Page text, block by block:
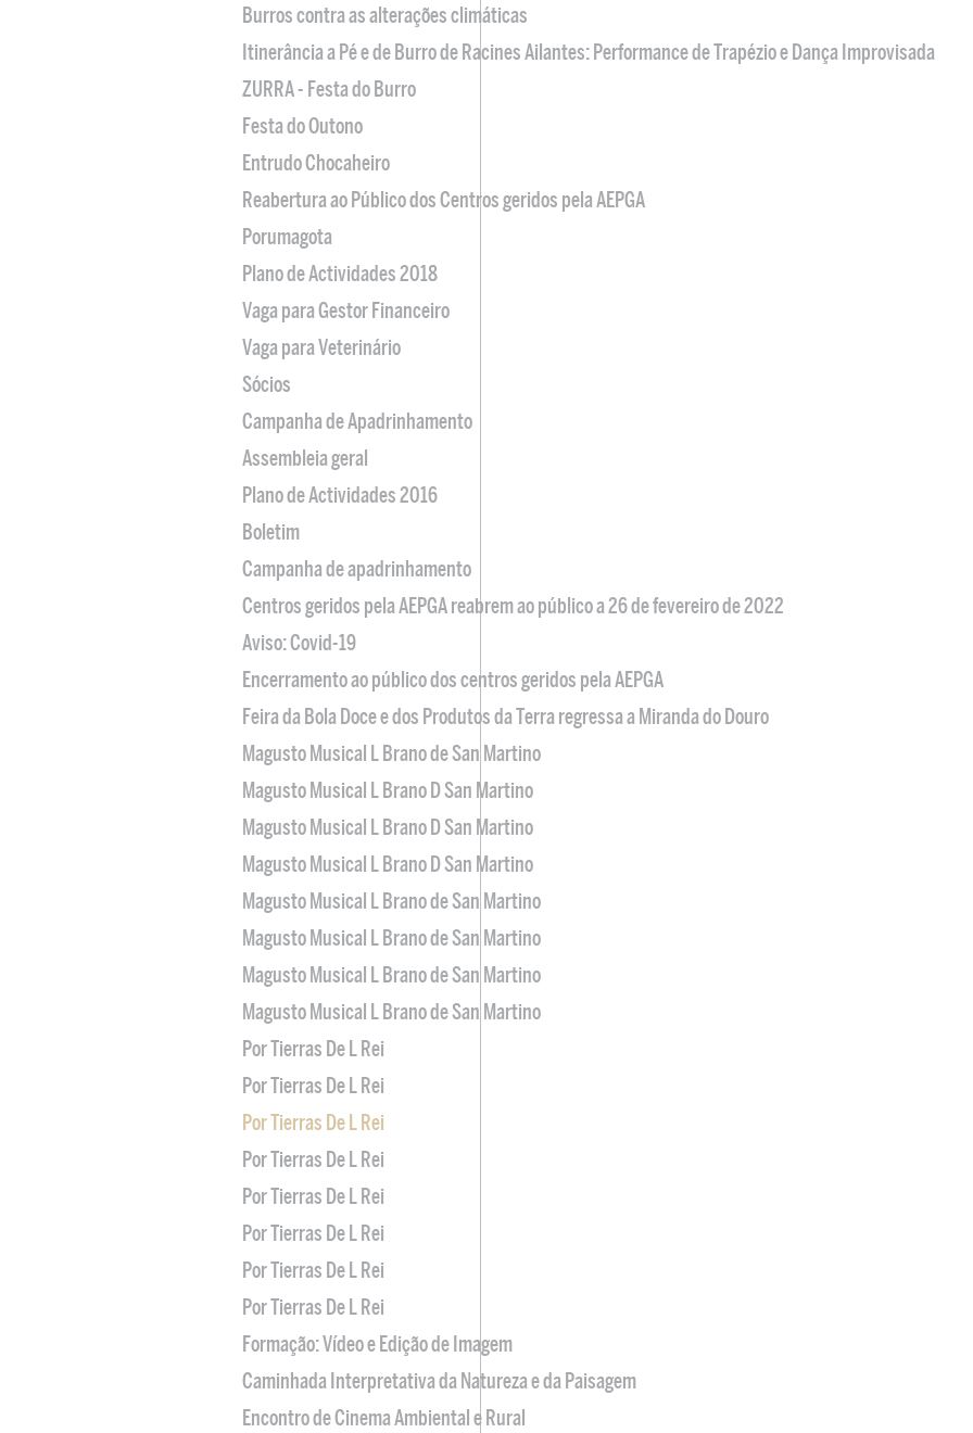
Burros contra as alterações climáticas
Itinerância a Pé e de Burro de Racines Ailantes: Performance de Trapézio e Dança Improvisada
ZURRA - Festa do Burro
Festa do Outono
Entrudo Chocaheiro
Reabertura ao Público dos Centros geridos pela AEPGA
Porumagota
Plano de Actividades 2018
Vaga para Gestor Financeiro
Vaga para Veterinário
Sócios
Campanha de Apadrinhamento
Assembleia geral
Plano de Actividades 2016
Boletim
Campanha de apadrinhamento
Centros geridos pela AEPGA reabrem ao público a 26 de fevereiro de 2022
Aviso: Covid-19
Encerramento ao público dos centros geridos pela AEPGA
Feira da Bola Doce e dos Produtos da Terra regressa a Miranda do Douro
Magusto Musical L Brano de San Martino
Magusto Musical L Brano D San Martino
Magusto Musical L Brano D San Martino
Magusto Musical L Brano D San Martino
Magusto Musical L Brano de San Martino
Magusto Musical L Brano de San Martino
Magusto Musical L Brano de San Martino
Magusto Musical L Brano de San Martino
Por Tierras De L Rei
Por Tierras De L Rei
Por Tierras De L Rei
Por Tierras De L Rei
Por Tierras De L Rei
Por Tierras De L Rei
Por Tierras De L Rei
Por Tierras De L Rei
Formação: Vídeo e Edição de Imagem
Caminhada Interpretativa da Natureza e da Paisagem
Encontro de Cinema Ambiental e Rural